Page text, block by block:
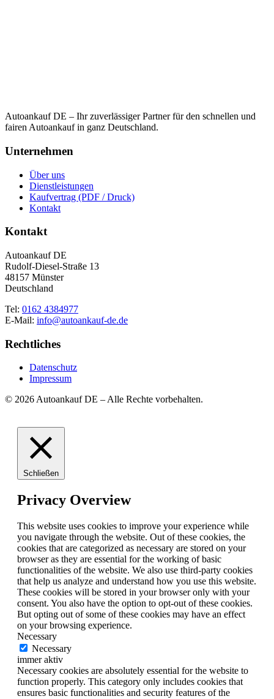
Autoankauf DE – Ihr zuverlässiger Partner für den schnellen und
fairen Autoankauf in ganz Deutschland.
Unternehmen
Über uns
Dienstleistungen
Kaufvertrag (PDF / Druck)
Kontakt
Kontakt
Autoankauf DE
Rudolf-Diesel-Straße 13
48157 Münster
Deutschland
Tel: 0162 4384977
E-Mail: info@autoankauf-de.de
Rechtliches
Datenschutz
Impressum
© 2026 Autoankauf DE – Alle Rechte vorbehalten.
Schließen
Privacy Overview
This website uses cookies to improve your experience while
you navigate through the website. Out of these cookies, the
cookies that are categorized as necessary are stored on your
browser as they are essential for the working of basic
functionalities of the website. We also use third-party cookies
that help us analyze and understand how you use this website.
These cookies will be stored in your browser only with your
consent. You also have the option to opt-out of these cookies.
But opting out of some of these cookies may have an effect
on your browsing experience.
Necessary
Necessary
immer aktiv
Necessary cookies are absolutely essential for the website to
function properly. This category only includes cookies that
ensures basic functionalities and security features of the